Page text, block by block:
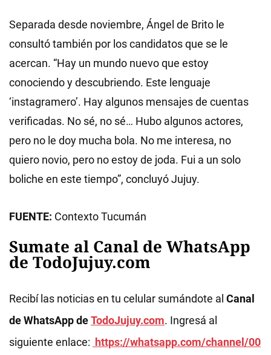
Separada desde noviembre, Ángel de Brito le
consultó también por los candidatos que se le
acercan. “Hay un mundo nuevo que estoy
conociendo y descubriendo. Este lenguaje
‘instagramero’. Hay algunos mensajes de cuentas
verificadas. No sé, no sé… Hubo algunos actores,
pero no le doy mucha bola. No me interesa, no
quiero novio, pero no estoy de joda. Fui a un solo
boliche en este tiempo”, concluyó Jujuy.
FUENTE: Contexto Tucumán
Sumate al Canal de WhatsApp
de TodoJujuy.com
Recibí las noticias en tu celular sumándote al Canal
de WhatsApp deTodoJujuy.com. Ingresá al
siguiente enlace: https://whatsapp.com/channel/00